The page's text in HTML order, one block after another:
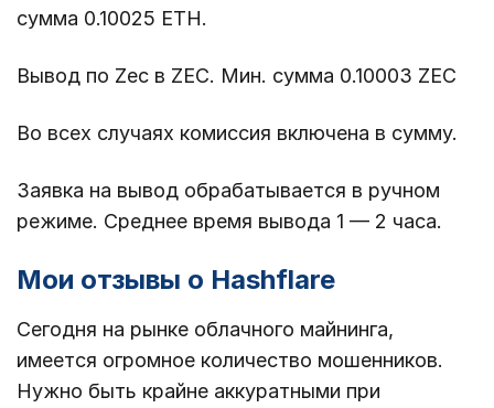
сумма 0.10025 ETH.
Вывод по Zec в ZEC. Мин. сумма 0.10003 ZEC
Во всех случаях комиссия включена в сумму.
Заявка на вывод обрабатывается в ручном
режиме. Среднее время вывода 1 — 2 часа.
Мои отзывы о Hashflare
Сегодня на рынке облачного майнинга,
имеется огромное количество мошенников.
Нужно быть крайне аккуратными при